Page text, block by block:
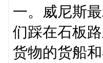
一。威尼斯
们踩在石板
货物的货船